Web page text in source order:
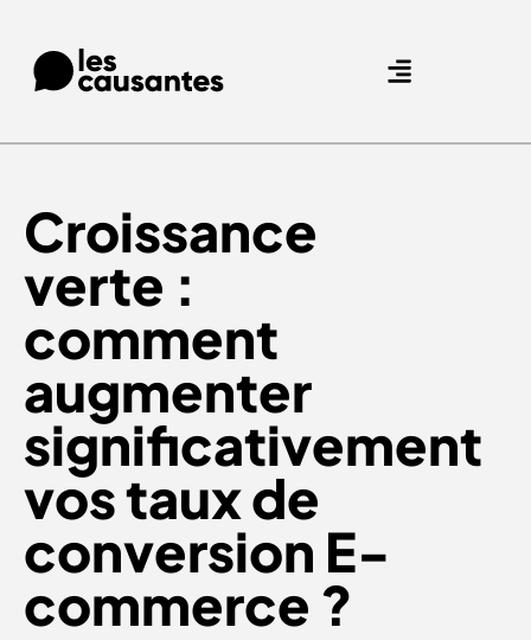
Croissance
verte :
comment
augmenter
significativement
vos taux de
conversion E-
commerce ?